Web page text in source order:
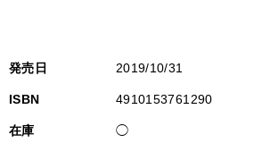
発売日 2019/10/31
ISBN 4910153761290
在庫 ◯